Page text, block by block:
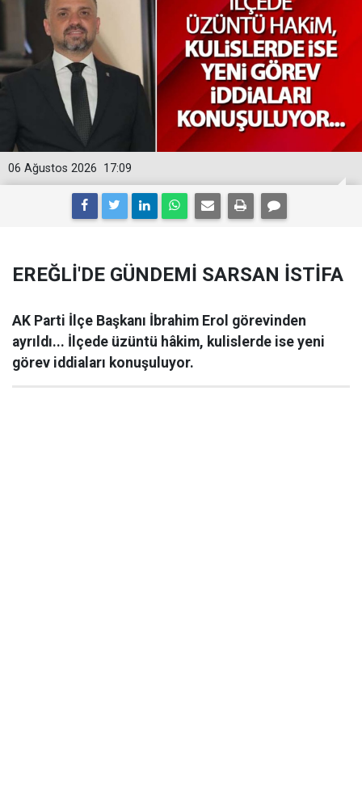
17:09
06 Ağustos 2026
EREĞLİ'DE GÜNDEMİ SARSAN İSTİFA
AK Parti İlçe Başkanı İbrahim Erol görevinden
ayrıldı... İlçede üzüntü hâkim, kulislerde ise yeni
görev iddiaları konuşuluyor.